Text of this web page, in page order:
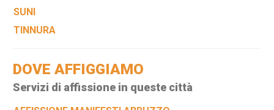
SUNI
TINNURA
DOVE AFFIGGIAMO
Servizi di affissione in queste città